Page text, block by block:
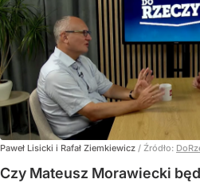
Paweł Lisicki i Rafał Ziemkiewicz / Źródło:
Czy Mateusz Morawiecki